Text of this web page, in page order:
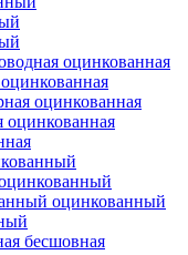
оцинкованная
оцинкованная
оцинкованная
оцинкованный
бесшовная